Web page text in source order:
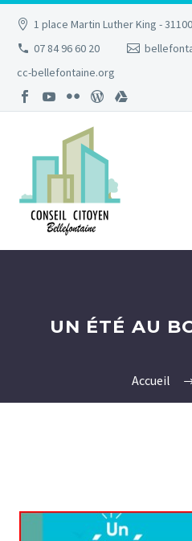
1 place Martin Luther King -
07 84 96 60 20
cc-bellefontaine.org
UN ÉTÉ AU
Accueil